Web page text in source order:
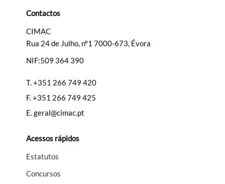
Contactos
CIMAC
Rua 24 de Julho, nº1 7000-673, Évora
NIF:509 364 390
T.+351 266 749 420
F.+351 266 749 425
E.geral@cimac.pt
Acessos rápidos
Estatutos
Concursos